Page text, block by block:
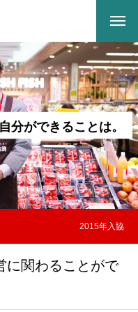
自分ができ るこ と は。
2015年入協
に関わることがで